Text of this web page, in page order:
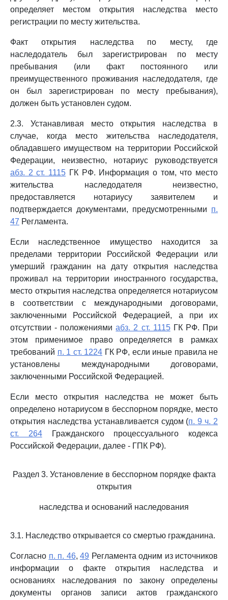
определяет местом открытия наследства место
регистрации по месту жительства.
Факт открытия наследства по месту, где
наследодатель был зарегистрирован по месту
пребывания (или факт постоянного или
преимущественного проживания наследодателя, где
он был зарегистрирован по месту пребывания),
должен быть установлен судом.
2.3. Устанавливая место открытия наследства в
случае, когда место жительства наследодателя,
обладавшего имуществом на территории Российской
Федерации, неизвестно, нотариус руководствуется
абз. 2 ст. 1115 ГК РФ. Информация о том, что место
жительства наследодателя неизвестно,
предоставляется нотариусу заявителем и
подтверждается документами, предусмотренными п.
47 Регламента.
Если наследственное имущество находится за
пределами территории Российской Федерации или
умерший гражданин на дату открытия наследства
проживал на территории иностранного государства,
место открытия наследства определяется нотариусом
в соответствии с международными договорами,
заключенными Российской Федерацией, а при их
отсутствии - положениямиабз. 2 ст. 1115ГК РФ. При
этом применимое право определяется в рамках
требований п. 1 ст. 1224 ГК РФ, если иные правила не
установлены международными договорами,
заключенными Российской Федерацией.
Если место открытия наследства не может быть
определено нотариусом в бесспорном порядке, место
открытия наследства устанавливается судом (п. 9 ч. 2
ст. 264Гражданского процессуального кодекса
Российской Федерации, далее - ГПК РФ).
Раздел 3. Установление в бесспорном порядке факта
открытия
наследства и оснований наследования
3.1. Наследство открывается со смертью гражданина.
Согласно п. п. 46, 49 Регламента одним из источников
информации о факте открытия наследства и
основаниях наследования по закону определены
документы органов записи актов гражданского